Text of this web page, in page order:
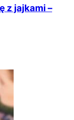
z jajkami –